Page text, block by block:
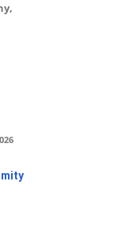
mity